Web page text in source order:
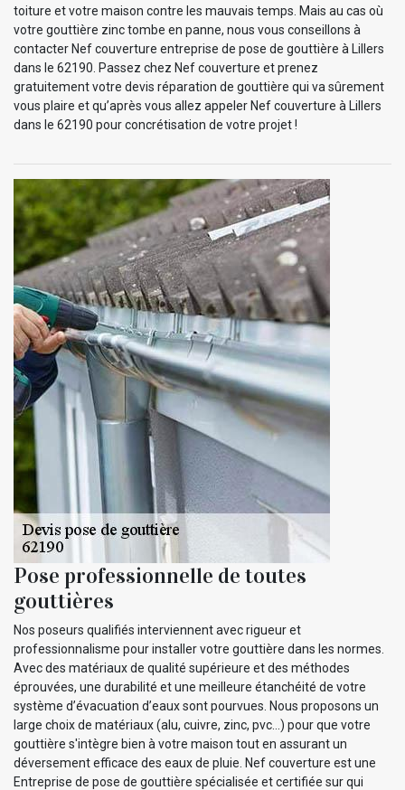
toiture et votre maison contre les mauvais temps. Mais au cas où
votre gouttière zinc tombe en panne, nous vous conseillons à
contacter Nef couverture entreprise de pose de gouttière à Lillers
dans le 62190. Passez chez Nef couverture et prenez
gratuitement votre devis réparation de gouttière qui va sûrement
vous plaire et qu’après vous allez appeler Nef couverture à Lillers
dans le 62190 pour concrétisation de votre projet !
Pose professionnelle de toutes
gouttières
Nos poseurs qualifiés interviennent avec rigueur et
professionnalisme pour installer votre gouttière dans les normes.
Avec des matériaux de qualité supérieure et des méthodes
éprouvées, une durabilité et une meilleure étanchéité de votre
système d’évacuation d’eaux sont pourvues. Nous proposons un
large choix de matériaux (alu, cuivre, zinc, pvc…) pour que votre
gouttière s'intègre bien à votre maison tout en assurant un
déversement efficace des eaux de pluie. Nef couverture est une
Entreprise de pose de gouttière spécialisée et certifiée sur qui